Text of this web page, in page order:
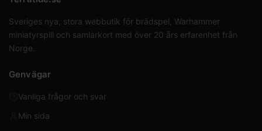
Sveriges nya, stora webbutik för brädspel, Warhammer
miniatyrspill och samlarkort med över 20 års erfarenhet från
Norge.
Genvägar
Vanliga frågor och svar
Min sida